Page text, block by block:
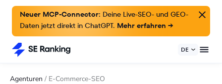
Neuer MCP-Connector: Deine Live-SEO- und GEO-
Daten jetzt direkt in ChatGPT. Mehr erfahren →
DE
Agenturen / E-Commerce-SEO